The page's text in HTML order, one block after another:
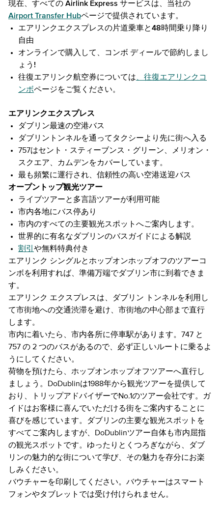
現在、すべての Airlink Express サービスは、当社の
Airport Transfer Hubページで提供されています。
エアリンクエクスプレスの片道乗車と48時間乗り降り
自由
オンラインで購入して、コンボ ディールで節約しまし
ょう!
往復エアリンク航空券については 、往復エアリンクコ
ンボページをご覧ください。
エアリンクエクスプレス
ダブリン最速の空港バス
ダブリントンネルを通ってタクシーより先に街へ入る
757はセント・スティーブンス・グリーン、メリオン・
スクエア、カムデンをカバーしています。
最も頻繁に運行され、信頼性の高い空港送迎バス
オープントップ観光ツアー
ライブツアーと多言語ツアーが利用可能
市内各地にバス停あり
市内のすべての主要観光スポットへご案内します。
世界的に有名なダブリンのバスガイドによる解説
割引 や無料特典付き
エアリンク シングルとホップオンホップオフのツアーコ
ンボを利用すれば、準備万端でダブリン市に到着できま
す。
エアリンク エクスプレスは、ダブリン トンネルを利用し
て市街地への交通渋滞を避け、市街地の中心部まで直行
します。
市内に着いたら、市内各所に停車駅があります。747 と
757 の 2 つのバスがあるので、必ず正しいルートに乗るよ
うにしてください。
荷物を預けたら、ホップオンホップオフツアーへ直行し
ましょう。DoDublinは1988年から観光ツアーを提供して
おり、トリップアドバイザーでNo.1のツアー会社です。ガ
イドはお客様に喜んでいただける街をご案内することに
喜びを感じています。ダブリンの主要な観光スポットを
すべてご案内しますが、DoDublinツアー自体も市内屈指
の観光スポットです。ゆったりとくつろぎながら、ダブ
リンの魅力的な街について学び、その魅力を存分にお楽
しみください。
バウチャーを印刷してください。バウチャーはスマート
フォンやタブレットでは受け付けられません。